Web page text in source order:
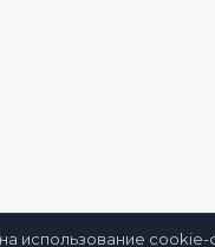
использование